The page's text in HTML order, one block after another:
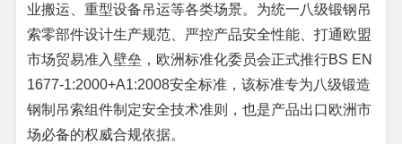
业搬运、重型设备吊运等各类场景。为统一八级锻钢吊
索零部件设计生产规范、严控产品安全性能、打通欧盟
市场贸易准入壁垒，欧洲标准化委员会正式推行BS EN
1677-1:2000+A1:2008安全标准，该标准专为八级锻造
钢制吊索组件制定安全技术准则，也是产品出口欧洲市
场必备的权威合规依据。